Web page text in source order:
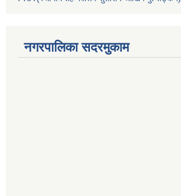
नगरपालिका सदरमुकाम